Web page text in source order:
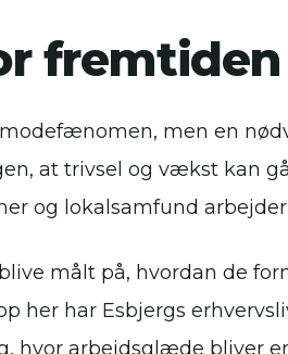
fremtiden
men en
at trivsel og vækst kan
og lokalsamfund
målt på, hvordan de
her har Esbjergs
hvor arbejdsglæde bliver